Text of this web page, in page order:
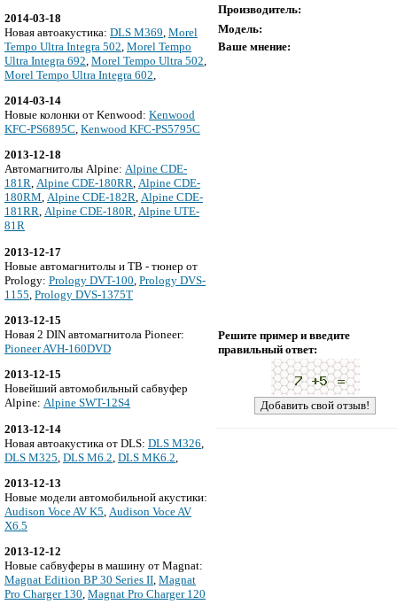
2014-03-18
Новая автоакустика: DLS M369 Morel
Tempo Ultra Integra 502 Morel Tempo
Ultra Integra 692 Morel Tempo Ultra 502
Morel Tempo Ultra Integra 602
2014-03-14
Новые колонки от Kenwood: Kenwood
KFC-PS6895C, Kenwood KFC-PS5795C
2013-12-18
Автомагнитолы Alpine: Alpine CDE-
181R, Alpine CDE-180RR, Alpine CDE-
180RM, Alpine CDE-182R, Alpine CDE-
181RR, Alpine CDE-180R, Alpine UTE-
81R
2013-12-17
Новые автомагнитолы и ТВ - тюнер от
Prology: Prology DVT-100 Prology DVS-
1155 Prology DVS-1375T
2013-12-15
Новая 2 DIN автомагнитола Pioneer:
Pioneer AVH-160DVD
2013-12-15
Новейший автомобильный сабвуфер
Alpine: Alpine SWT-12S4
2013-12-14
Новая автоакустика от DLS: DLS M326
DLS M325 DLS M6.2 DLS MK6.2
2013-12-13
Новые модели автомобильной акустики:
Audison Voce AV K5, Audison Voce AV
X6.5
2013-12-12
Новые сабвуферы в машину от Magnat:
Magnat Edition BP 30 Series II, Magnat
Pro Charger 130, Magnat Pro Charger 120
Производитель:
Модель:
Ваше мнение:
Решите пример и введите
правильный ответ: